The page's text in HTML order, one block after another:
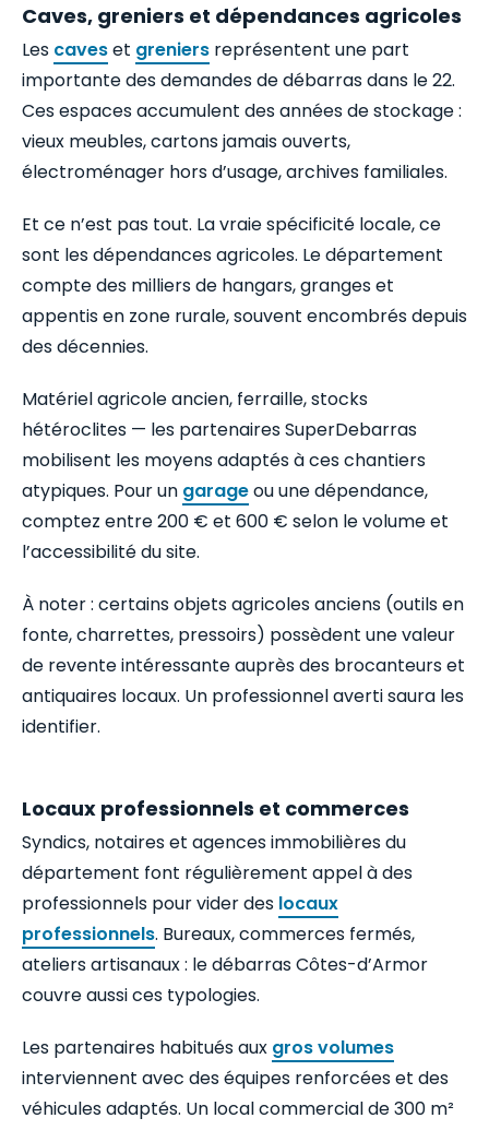
Caves, greniers et dépendances agricoles
Les caveset greniers représentent une part
importante des demandes de débarras dans le 22.
Ces espaces accumulent des années de stockage :
vieux meubles, cartons jamais ouverts,
électroménager hors d’usage, archives familiales.
Et ce n’est pas tout. La vraie spécificité locale, ce
sont les dépendances agricoles. Le département
compte des milliers de hangars, granges et
appentis en zone rurale, souvent encombrés depuis
des décennies.
Matériel agricole ancien, ferraille, stocks
hétéroclites — les partenaires SuperDebarras
mobilisent les moyens adaptés à ces chantiers
atypiques. Pour un garageou une dépendance,
comptez entre 200 € et 600 € selon le volume et
l’accessibilité du site.
À noter : certains objets agricoles anciens (outils en
fonte, charrettes, pressoirs) possèdent une valeur
de revente intéressante auprès des brocanteurs et
antiquaires locaux. Un professionnel averti saura les
identifier.
Locaux professionnels et commerces
Syndics, notaires et agences immobilières du
département font régulièrement appel à des
professionnels pour vider des locaux
professionnels. Bureaux, commerces fermés,
ateliers artisanaux : le débarras Côtes-d’Armor
couvre aussi ces typologies.
Les partenaires habitués aux gros volumes
interviennent avec des équipes renforcées et des
véhicules adaptés. Un local commercial de 300 m²